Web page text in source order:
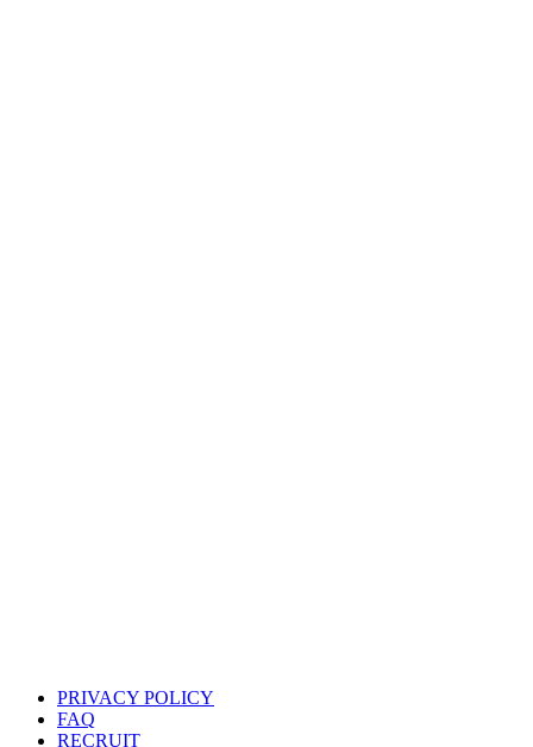
PRIVACY POLICY
FAQ
RECRUIT